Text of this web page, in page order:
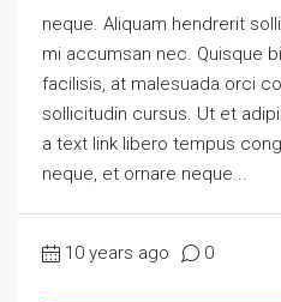
neque. Aliquam hendrerit
mi accumsan nec. Quisque
facilisis, at malesuada orci
sollicitudin cursus. Ut et
a text link libero tempus
neque, et ornare neque...
10 years ago 0